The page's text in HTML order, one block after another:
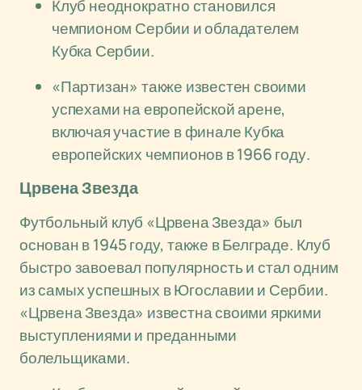
Клуб неоднократно становился
чемпионом Сербии и обладателем
Кубка Сербии.
«Партизан» также известен своими
успехами на европейской арене,
включая участие в финале Кубка
европейских чемпионов в 1966 году.
Црвена Звезда
Футбольный клуб «Црвена Звезда» был
основан в 1945 году, также в Белграде. Клуб
быстро завоевал популярность и стал одним
из самых успешных в Югославии и Сербии.
«Црвена Звезда» известна своими яркими
выступлениями и преданными
болельщиками.